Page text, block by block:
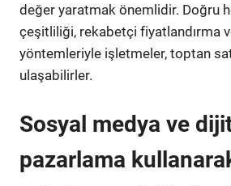
değer yaratmak önemlidir. Doğru
çeşitliliği, rekabetçi fiyatlandırma
yöntemleriyle işletmeler, toptan
ulaşabilirler.
Sosyal medya ve
pazarlama